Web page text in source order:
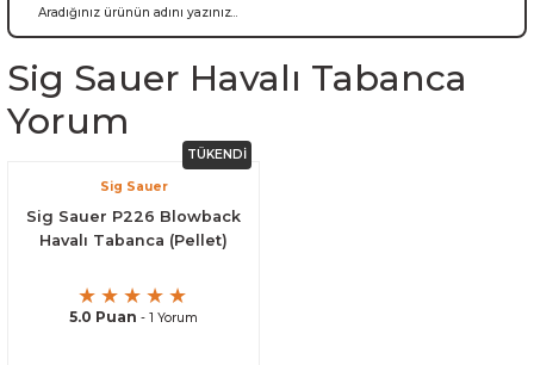
Sig Sauer Havalı Tabanca
Yorum
TÜKENDİ
Sig Sauer
Sig Sauer P226 Blowback
Havalı Tabanca (Pellet)
5.0 Puan - 1 Yorum